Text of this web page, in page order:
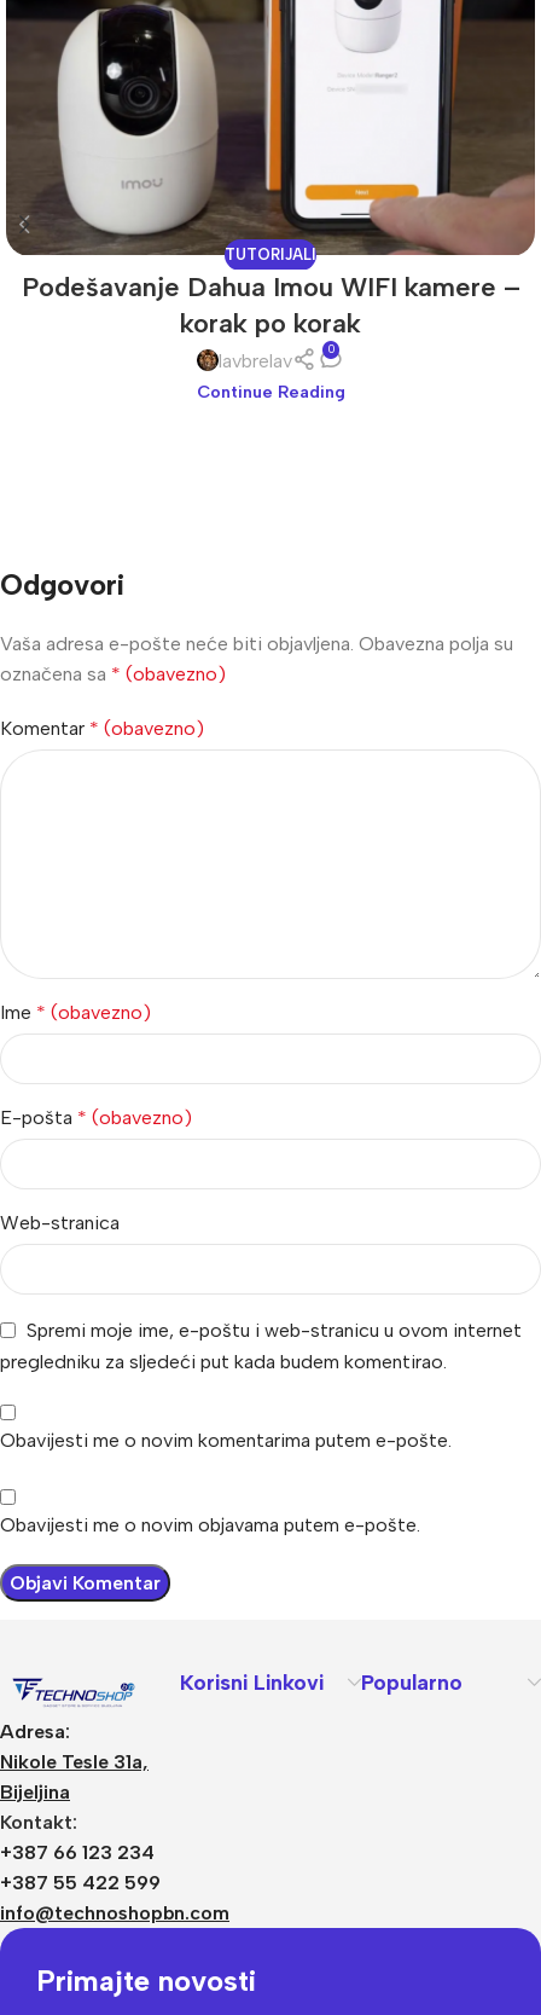
TUTORIJALI
Podešavanje Dahua Imou WIFI kamere –
korak po korak
lavbrelav 0
Continue Reading
Odgovori
Vaša adresa e-pošte neće biti objavljena. Obavezna polja su
označena sa * (obavezno)
Komentar * (obavezno)
Ime * (obavezno)
E-pošta * (obavezno)
Web-stranica
Spremi moje ime, e-poštu i web-stranicu u ovom internet
pregledniku za sljedeći put kada budem komentirao.
Obavijesti me o novim komentarima putem e-pošte.
Obavijesti me o novim objavama putem e-pošte.
Adresa:
Nikole Tesle 31a,
Bijeljina
Kontakt:
+387 66 123 234
+387 55 422 599
info@technoshopbn.com
Korisni Linkovi Popularno
Primajte novosti